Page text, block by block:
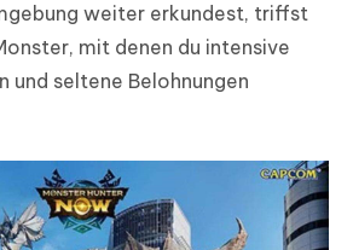
weiter erkundest, triffst
mit denen du intensive
und seltene Belohnungen